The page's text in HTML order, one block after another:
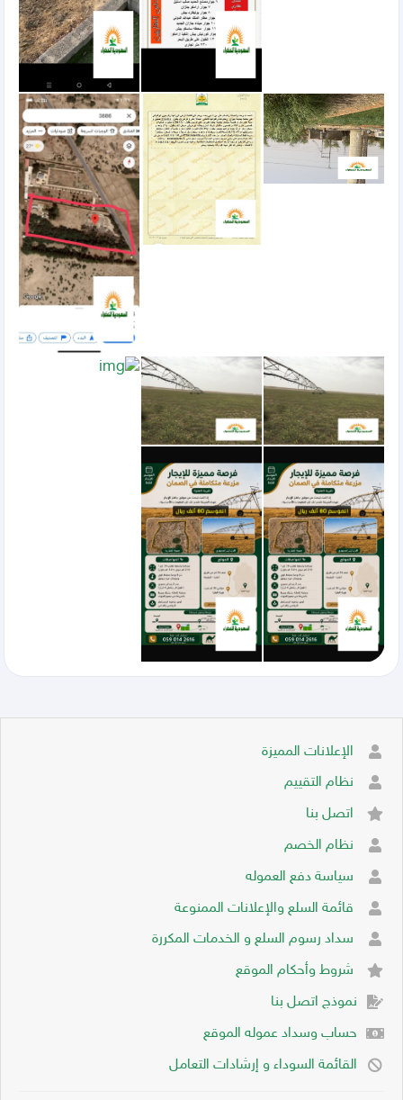
الإعلانات المميزة
نظام التقييم
اتصل بنا
نظام الخصم
سياسة دفع العموله
قائمة السلع والإعلانات الممنوعة
سداد رسوم السلع و الخدمات المكررة
شروط وأحكام الموقع
نموذج اتصل بنا
حساب وسداد عموله الموقع
القائمة السوداء و إرشادات التعامل